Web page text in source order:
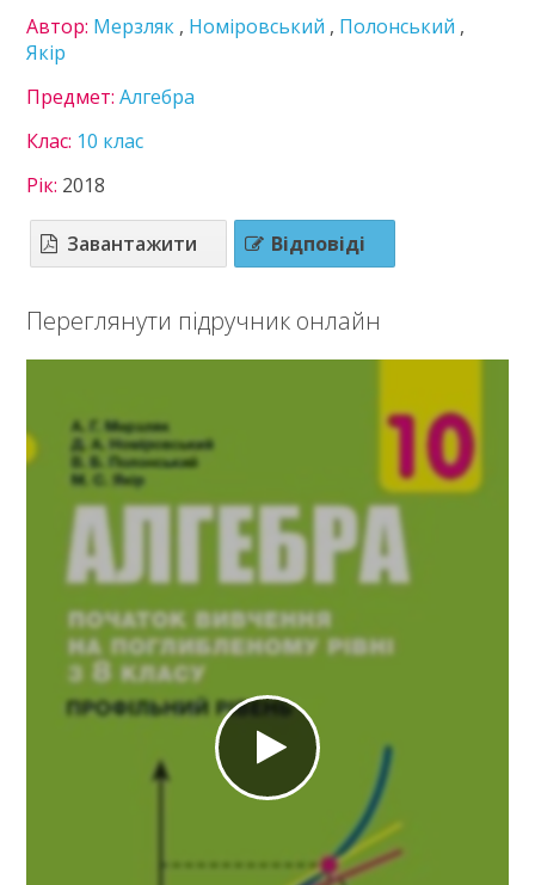
Історія України
Література
Математика
Мистецтво
Мови нац. меншин
Правознавство
Технології
Українська література
Українська мова
Французька мова
Хімія
ГДЗ
Статті
Зв'язок
Політика
Автор: Мерзляк , Номіровський , Полонський ,
Якір
Предмет:Алгебра
Клас: 10 клас
Рік: 2018
Завантажити Відповіді
Переглянути підручник онлайн